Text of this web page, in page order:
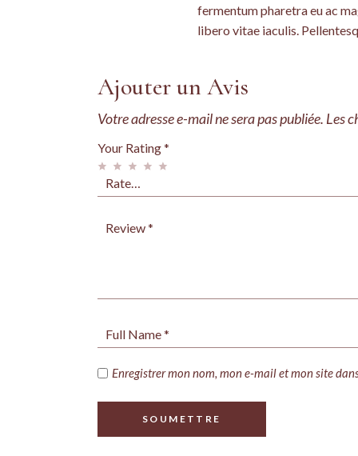
fermentum pharetra eu ac
libero vitae iaculis.
Ajouter un Avis
Votre adresse e-mail ne sera pas publiée. Les
Your Rating*
Enregistrer mon nom, mon e-mail et mon site
SOUMETTRE